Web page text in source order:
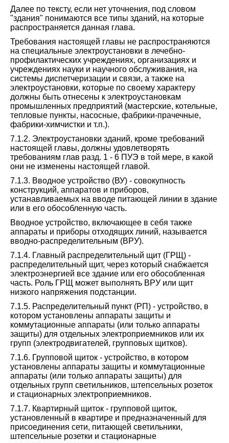
Далее по тексту, если нет уточнения, под словом
"здания" понимаются все типы зданий, на которые
распространяется данная глава.
Требования настоящей главы не распространяются
на специальные электроустановки в лечебно-
профилактических учреждениях, организациях и
учреждениях науки и научного обслуживания, на
системы диспетчеризации и связи, а также на
электроустановки, которые по своему характеру
должны быть отнесены к электроустановкам
промышленных предприятий (мастерские, котельные,
тепловые пункты, насосные, фабрики-прачечные,
фабрики-химчистки и т.п.).
7.1.2. Электроустановки зданий, кроме требований
настоящей главы, должны удовлетворять
требованиям глав разд. 1 - 6 ПУЭ в той мере, в какой
они не изменены настоящей главой.
7.1.3. Вводное устройство (ВУ) - совокупность
конструкций, аппаратов и приборов,
устанавливаемых на вводе питающей линии в здание
или в его обособленную часть.
Вводное устройство, включающее в себя также
аппараты и приборы отходящих линий, называется
вводно-распределительным (ВРУ).
7.1.4. Главный распределительный щит (ГРЩ) -
распределительный щит, через который снабжается
электроэнергией все здание или его обособленная
часть. Роль ГРЩ может выполнять ВРУ или щит
низкого напряжения подстанции.
7.1.5. Распределительный пункт (РП) - устройство, в
котором установлены аппараты защиты и
коммутационные аппараты (или только аппараты
защиты) для отдельных электроприемников или их
групп (электродвигателей, групповых щитков).
7.1.6. Групповой щиток - устройство, в котором
установлены аппараты защиты и коммутационные
аппараты (или только аппараты защиты) для
отдельных групп светильников, штепсельных розеток
и стационарных электроприемников.
7.1.7. Квартирный щиток - групповой щиток,
установленный в квартире и предназначенный для
присоединения сети, питающей светильники,
штепсельные розетки и стационарные